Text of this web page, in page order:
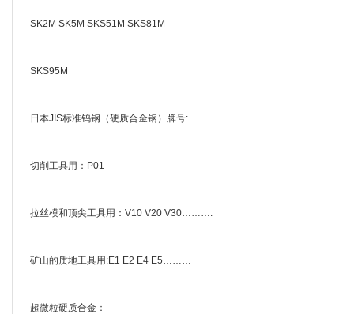
SK2M SK5M SKS51M SKS81M
SKS95M
日本JIS标准钨钢（硬质合金钢）牌号:
切削工具用：P01
拉丝模和顶尖工具用：V10 V20 V30……….
矿山的质地工具用:E1 E2 E4 E5………
超微粒硬质合金：